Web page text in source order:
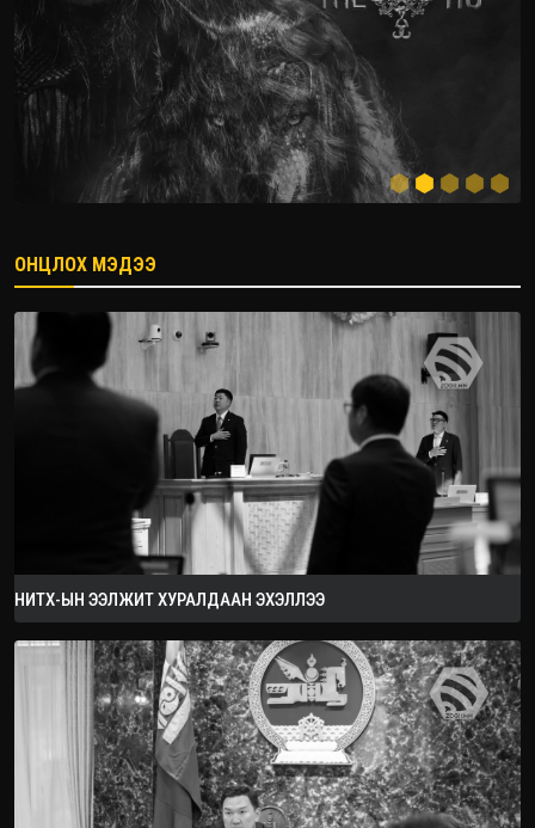
2026.08.08
ОНЦЛОХ МЭДЭЭ
НИТХ-ЫН ЭЭЛЖИТ ХУРАЛДААН ЭХЭЛЛЭЭ